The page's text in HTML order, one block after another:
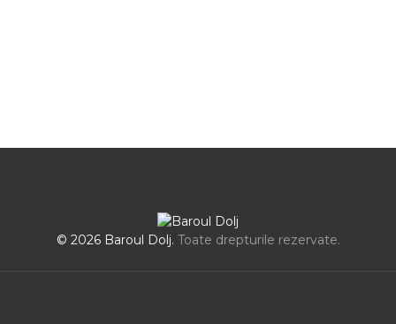
© 2026 Baroul Dolj. Toate drepturile rezervate.